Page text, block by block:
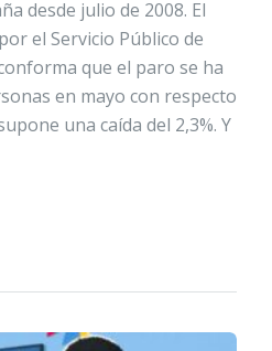
desde julio de 2008. El
el Servicio Público de
que el paro se ha
en mayo con respecto
una caída del 2,3%. Y